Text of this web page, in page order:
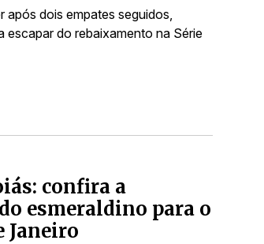
após dois empates seguidos,
escapar do rebaixamento na Série
confira a
esmeraldino para o
Janeiro